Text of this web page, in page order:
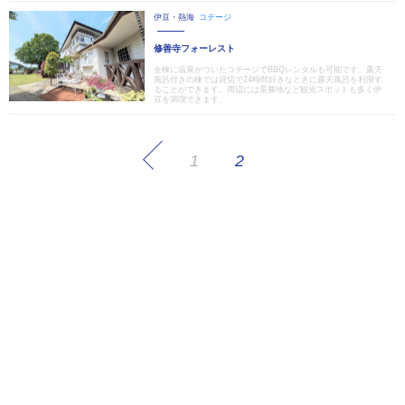
伊豆・熱海 コテージ
修善寺フォーレスト
全棟に温泉がついたコテージでBBQレンタルも可能です。露天
風呂付きの棟では貸切で24時間好きなときに露天風呂を利用す
ることができます。周辺には景勝地など観光スポットも多く伊
豆を満喫できます。
1 2